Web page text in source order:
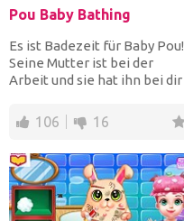
Pou Baby Bathing
Es ist Badezeit für Baby Pou!
Seine Mutter ist bei der
Arbeit und sie hat ihn bei dir
106 16